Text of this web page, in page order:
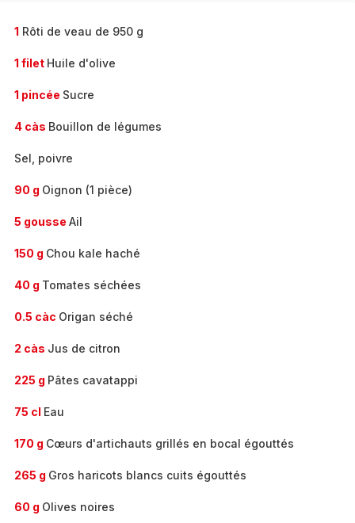
1 Rôti de veau de 950 g
1 filet Huile d'olive
1 pincée Sucre
4 càs Bouillon de légumes
Sel, poivre
90 g Oignon (1 pièce)
5 gousse Ail
150 g Chou kale haché
40 g Tomates séchées
0.5 càc Origan séché
2 càs Jus de citron
225 g Pâtes cavatappi
75 cl Eau
170 g Cœurs d'artichauts grillés en bocal égouttés
265 g Gros haricots blancs cuits égouttés
60 g Olives noires